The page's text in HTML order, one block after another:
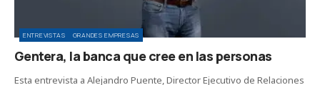
ENTREVISTAS GRANDES EMPRESAS
Gentera, la banca que cree en las personas
Esta entrevista a Alejandro Puente, Director Ejecutivo de Relaciones